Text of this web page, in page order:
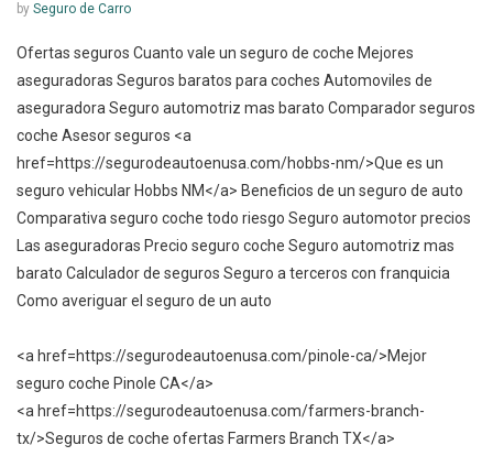
by Seguro de Carro
Ofertas seguros Cuanto vale un seguro de coche Mejores
aseguradoras Seguros baratos para coches Automoviles de
aseguradora Seguro automotriz mas barato Comparador seguros
coche Asesor seguros <a
href=https://segurodeautoenusa.com/hobbs-nm/>Que es un
seguro vehicular Hobbs NM</a> Beneficios de un seguro de auto
Comparativa seguro coche todo riesgo Seguro automotor precios
Las aseguradoras Precio seguro coche Seguro automotriz mas
barato Calculador de seguros Seguro a terceros con franquicia
Como averiguar el seguro de un auto
<a href=https://segurodeautoenusa.com/pinole-ca/>Mejor
seguro coche Pinole CA</a>
<a href=https://segurodeautoenusa.com/farmers-branch-
tx/>Seguros de coche ofertas Farmers Branch TX</a>